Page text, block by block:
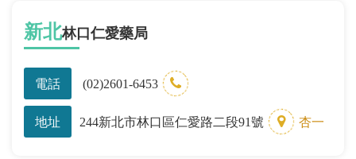
新北林口仁愛藥局
電話 (02)2601-6453
地址 244新北市林口區仁愛路二段91號 杏一